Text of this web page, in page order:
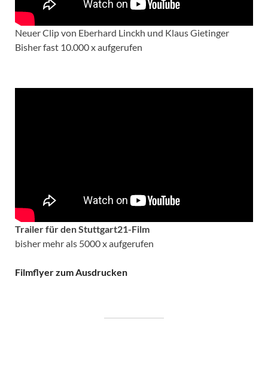
Neuer Clip von Eberhard Linckh und Klaus Gietinger
Bisher fast 10.000 x aufgerufen
Trailer für den Stuttgart21-Film
bisher mehr als 5000 x aufgerufen
Filmflyer zum Ausdrucken